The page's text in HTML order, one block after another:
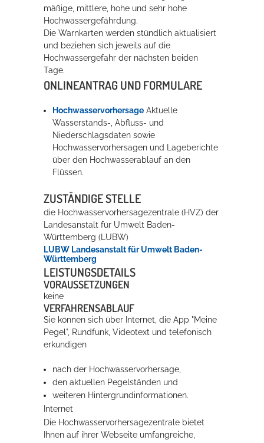
mäßige, mittlere, hohe und sehr hohe
Hochwassergefährdung.
Die Warnkarten werden stündlich aktualisiert
und beziehen sich jeweils auf die
Hochwassergefahr der nächsten beiden
Tage.
ONLINEANTRAG UND FORMULARE
Hochwasservorhersage Aktuelle
Wasserstands-, Abfluss- und
Niederschlagsdaten sowie
Hochwasservorhersagen und Lageberichte
über den Hochwasserablauf an den
Flüssen.
ZUSTÄNDIGE STELLE
die Hochwasservorhersagezentrale (HVZ) der
Landesanstalt für Umwelt Baden-
Württemberg (LUBW)
LUBW Landesanstalt für Umwelt Baden-
Württemberg
LEISTUNGSDETAILS
VORAUSSETZUNGEN
keine
VERFAHRENSABLAUF
Sie können sich über Internet, die App "Meine
Pegel", Rundfunk, Videotext und telefonisch
erkundigen
nach der Hochwasservorhersage,
den aktuellen Pegelständen und
weiteren Hintergrundinformationen.
Internet
Die Hochwasservorhersagezentrale bietet
Ihnen auf ihrer Webseite umfangreiche,